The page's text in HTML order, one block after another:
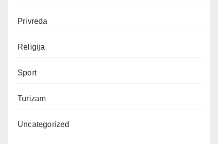
Privreda
Religija
Sport
Turizam
Uncategorized